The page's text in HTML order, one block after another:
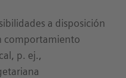
a disposición
comportamiento
p. ej.,